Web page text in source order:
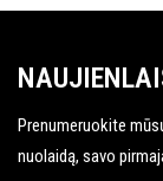
Prenumeruokite
nuolaidą, savo